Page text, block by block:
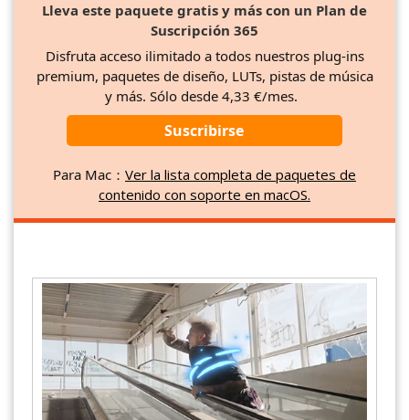
Lleva este paquete gratis y más con un Plan de
Suscripción 365
Disfruta acceso ilimitado a todos nuestros plug-ins
premium, paquetes de diseño, LUTs, pistas de música
y más. Sólo desde 4,33 €/mes.
Suscribirse
Para Mac： Ver la lista completa de paquetes de
contenido con soporte en macOS.